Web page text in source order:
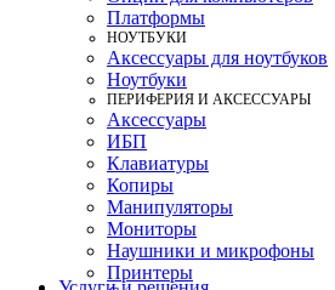
Платформы
НОУТБУКИ
Аксессуары для ноутбуков
Ноутбуки
ПЕРИФЕРИЯ И АКСЕССУАРЫ
Аксессуары
ИБП
Клавиатуры
Копиры
Манипуляторы
Мониторы
Наушники и микрофоны
Принтеры